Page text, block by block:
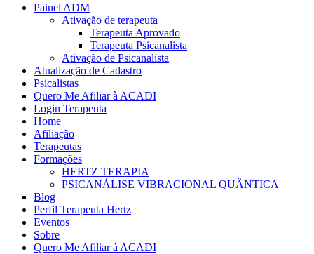
Painel ADM
Ativação de terapeuta
Terapeuta Aprovado
Terapeuta Psicanalista
Ativação de Psicanalista
Atualização de Cadastro
Psicalistas
Quero Me Afiliar à ACADI
Login Terapeuta
Home
Afiliação
Terapeutas
Formações
HERTZ TERAPIA
PSICANÁLISE VIBRACIONAL QUÂNTICA
Blog
Perfil Terapeuta Hertz
Eventos
Sobre
Quero Me Afiliar à ACADI